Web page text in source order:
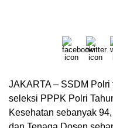
JAKARTA – SSDM
seleksi PPPK Polri
Kesehatan sebanyak